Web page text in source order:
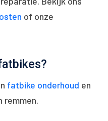
of onze
fatbike onderhoud en
remmen.